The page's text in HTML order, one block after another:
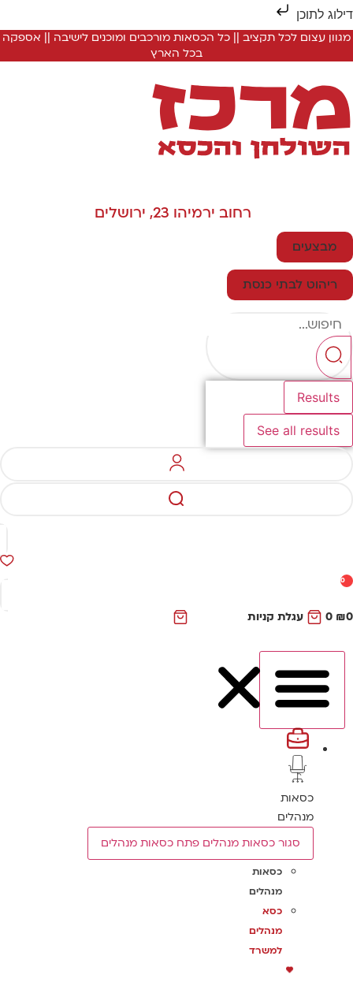
לתוכן
מגוון עצום לכל תקציב || כל הכסאות מורכבים ומוכנים לישיבה || אספקה
בכל הארץ
רחוב ירמיהו 23, ירושלים
מבצעים
ריהוט לבתי כנסת
Results
See all results
0
₪
0 עגלת קניות
כסאות
מנהלים
סגור כסאות מנהלים פתח כסאות מנהלים
כסאות
מנהלים
כסא
מנהלים
למשרד